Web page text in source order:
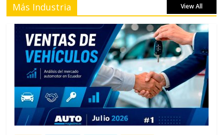
Más Industria View All